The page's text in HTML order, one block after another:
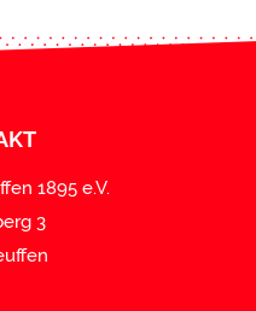
1895 e.V.
3